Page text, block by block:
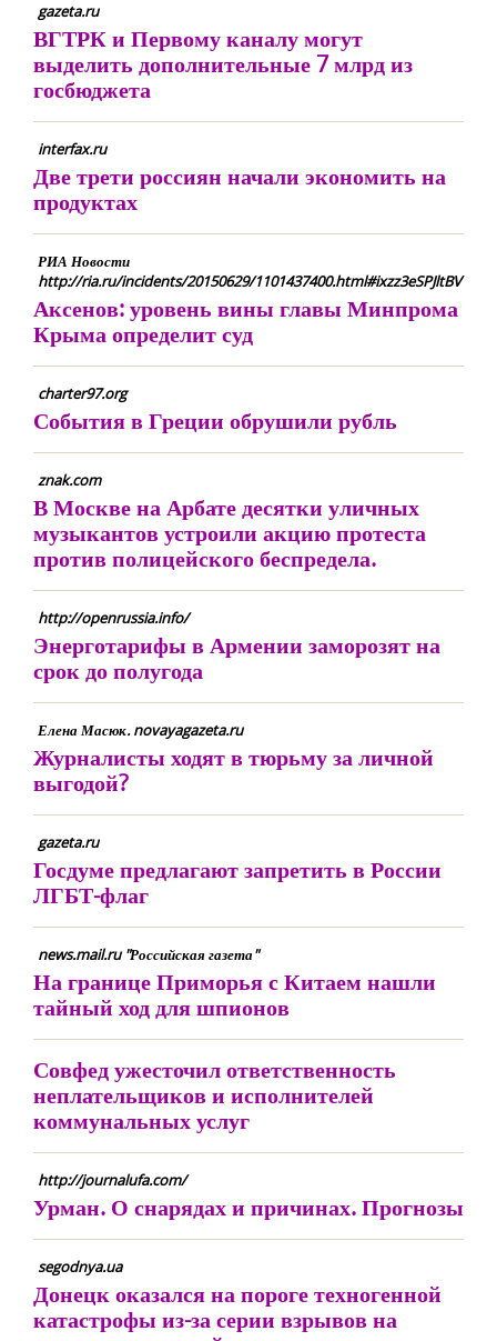
gazeta.ru
ВГТРК и Первому каналу могут
выделить дополнительные 7 млрд из
госбюджета
interfax.ru
Две трети россиян начали экономить на
продуктах
РИА Новости
http://ria.ru/incidents/20150629/1101437400.html#ixzz3eSPJltBV
Аксенов: уровень вины главы Минпрома
Крыма определит суд
charter97.org
События в Греции обрушили рубль
znak.com
В Москве на Арбате десятки уличных
музыкантов устроили акцию протеста
против полицейского беспредела.
http://openrussia.info/
Энерготарифы в Армении заморозят на
срок до полугода
Елена Масюк. novayagazeta.ru
Журналисты ходят в тюрьму за личной
выгодой?
gazeta.ru
Госдуме предлагают запретить в России
ЛГБТ-флаг
news.mail.ru "Российская газета"
На границе Приморья с Китаем нашли
тайный ход для шпионов
Совфед ужесточил ответственность
неплательщиков и исполнителей
коммунальных услуг
http://journalufa.com/
Урман. О снарядах и причинах. Прогнозы
segodnya.ua
Донецк оказался на пороге техногенной
катастрофы из-за серии взрывов на